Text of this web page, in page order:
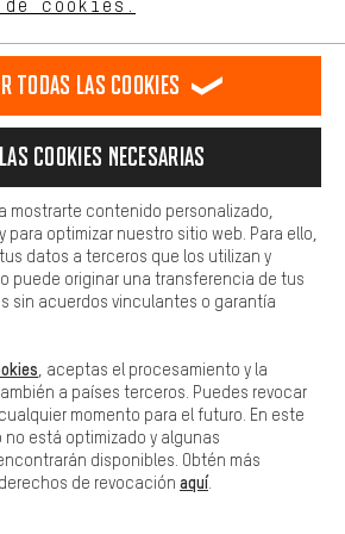
COMPRA SEGURA
PAGO SEGURO
cookies.
creamos enlaces a plataformas de redes
permite proporcionarle más contenido e
ayudarán a encontrar los productos adecuados.
rápida y sencilla.
aseguran que puedas usar nuestro sitio web.
todas las cookies
cookies necesarias
mostrarte contenido personalizado,
optimizar nuestro sitio web. Para ello,
datos a terceros que los utilizan y
puede originar una transferencia de tus
sin acuerdos vinculantes o garantía
, aceptas el procesamiento y la
a países terceros. Puedes revocar
momento para el futuro. En este
está optimizado y algunas
disponibles. Obtén más
de revocación aquí.